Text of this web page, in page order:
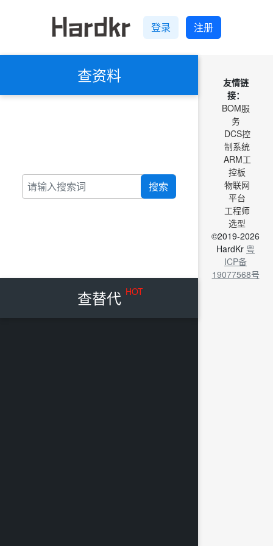
登录 注册
查资料
搜索
查替代 HOT
友情链
接：
BOM服
务
DCS控
制系统
ARM工
控板
物联网
平台
工程师
选型
©2019-2026
HardKr 粤
ICP备
19077568号